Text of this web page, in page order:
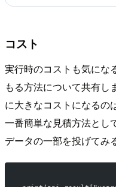
コスト
実行時のコストも気にな
もる方法について共有し
に大きなコストになるの
一番簡単な見積方法とし
データの一部を投げてみ